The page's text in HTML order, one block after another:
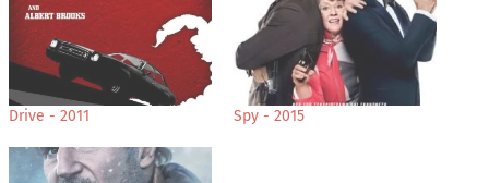
Drive - 2011 Spy - 2015